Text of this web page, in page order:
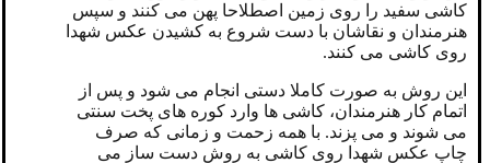
کاشی سفید را روی زمین اصطلاحا پهن می کنند و سپس
هنرمندان و نقاشان با دست شروع به کشیدن عکس شهدا
روی کاشی می کنند.
این روش به صورت کاملا دستی انجام می شود و پس از
اتمام کار هنرمندان، کاشی ها وارد کوره های پخت سنتی
می شوند و می پزند. با همه زحمت و زمانی که صرف
چاپ عکس شهدا روی کاشی به روش دست ساز می